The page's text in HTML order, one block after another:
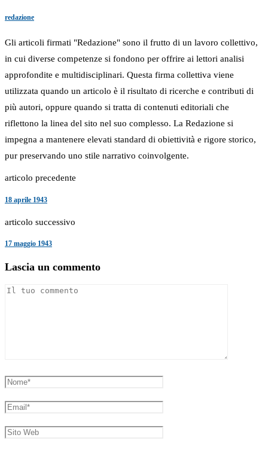
redazione
Gli articoli firmati "Redazione" sono il frutto di un lavoro collettivo,
in cui diverse competenze si fondono per offrire ai lettori analisi
approfondite e multidisciplinari. Questa firma collettiva viene
utilizzata quando un articolo è il risultato di ricerche e contributi di
più autori, oppure quando si tratta di contenuti editoriali che
riflettono la linea del sito nel suo complesso. La Redazione si
impegna a mantenere elevati standard di obiettività e rigore storico,
pur preservando uno stile narrativo coinvolgente.
articolo precedente
18 aprile 1943
articolo successivo
17 maggio 1943
Lascia un commento